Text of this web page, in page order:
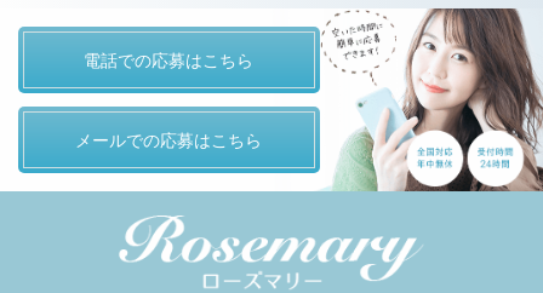
電話での応募はこちら
メールでの応募はこちら